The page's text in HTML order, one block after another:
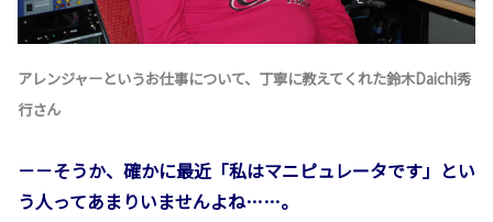
アレンジャーというお仕事について、丁寧に教えてくれた鈴木Daichi秀
行さん
－－そうか、確かに最近「私はマニピュレータです」とい
う人ってあまりいませんよね……。